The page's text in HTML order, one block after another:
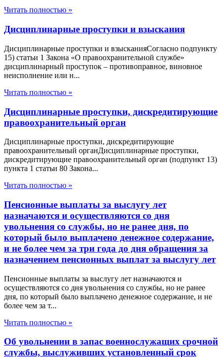
Читать полностью »
Дисциплинарные проступки и взыскания
Дисциплинарные проступки и взысканияСогласно подпункту
15) статьи 1 Закона «О правоохранительной службе»
дисциплинарный проступок – противоправное, виновное
неисполнение или н...
Читать полностью »
Дисциплинарные проступки, дискредитирующие
правоохранительный орган
Дисциплинарные проступки, дискредитирующие
правоохранительный органДисциплинарные проступки,
дискредитирующие правоохранительный орган (подпункт 13)
пункта 1 статьи 80 Закона...
Читать полностью »
Пенсионные выплаты за выслугу лет
назначаются и осуществляются со дня
увольнения со службы, но не ранее дня, по
который было выплачено денежное содержание,
и не более чем за три года до дня обращения за
назначением пенсионных выплат за выслугу лет
Пенсионные выплаты за выслугу лет назначаются и
осуществляются со дня увольнения со службы, но не ранее
дня, по который было выплачено денежное содержание, и не
более чем за т...
Читать полностью »
Об увольнении в запас военнослужащих срочной
службы, выслуживших установленный срок